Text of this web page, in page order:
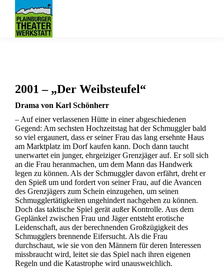
2001 – „Der Weibsteufel“
Drama von Karl Schönherr
– Auf einer verlassenen Hütte in einer abgeschiedenen
Gegend: Am sechsten Hochzeitstag hat der Schmuggler bald
so viel ergaunert, dass er seiner Frau das lang ersehnte Haus
am Marktplatz im Dorf kaufen kann. Doch dann taucht
unerwartet ein junger, ehrgeiziger Grenzjäger auf. Er soll sich
an die Frau heranmachen, um dem Mann das Handwerk
legen zu können. Als der Schmuggler davon erfährt, dreht er
den Spieß um und fordert von seiner Frau, auf die Avancen
des Grenzjägers zum Schein einzugehen, um seinen
Schmugglertätigkeiten ungehindert nachgehen zu können.
Doch das taktische Spiel gerät außer Kontrolle. Aus dem
Geplänkel zwischen Frau und Jäger entsteht erotische
Leidenschaft, aus der berechnenden Großzügigkeit des
Schmugglers brennende Eifersucht. Als die Frau
durchschaut, wie sie von den Männern für deren Interessen
missbraucht wird, leitet sie das Spiel nach ihren eigenen
Regeln und die Katastrophe wird unausweichlich.